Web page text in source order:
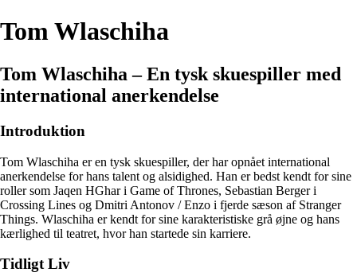
Tom Wlaschiha
Tom Wlaschiha – En tysk skuespiller med
international anerkendelse
Introduktion
Tom Wlaschiha er en tysk skuespiller, der har opnået international
anerkendelse for hans talent og alsidighed. Han er bedst kendt for sine
roller som Jaqen HGhar i Game of Thrones, Sebastian Berger i
Crossing Lines og Dmitri Antonov / Enzo i fjerde sæson af Stranger
Things. Wlaschiha er kendt for sine karakteristiske grå øjne og hans
kærlighed til teatret, hvor han startede sin karriere.
Tidligt Liv